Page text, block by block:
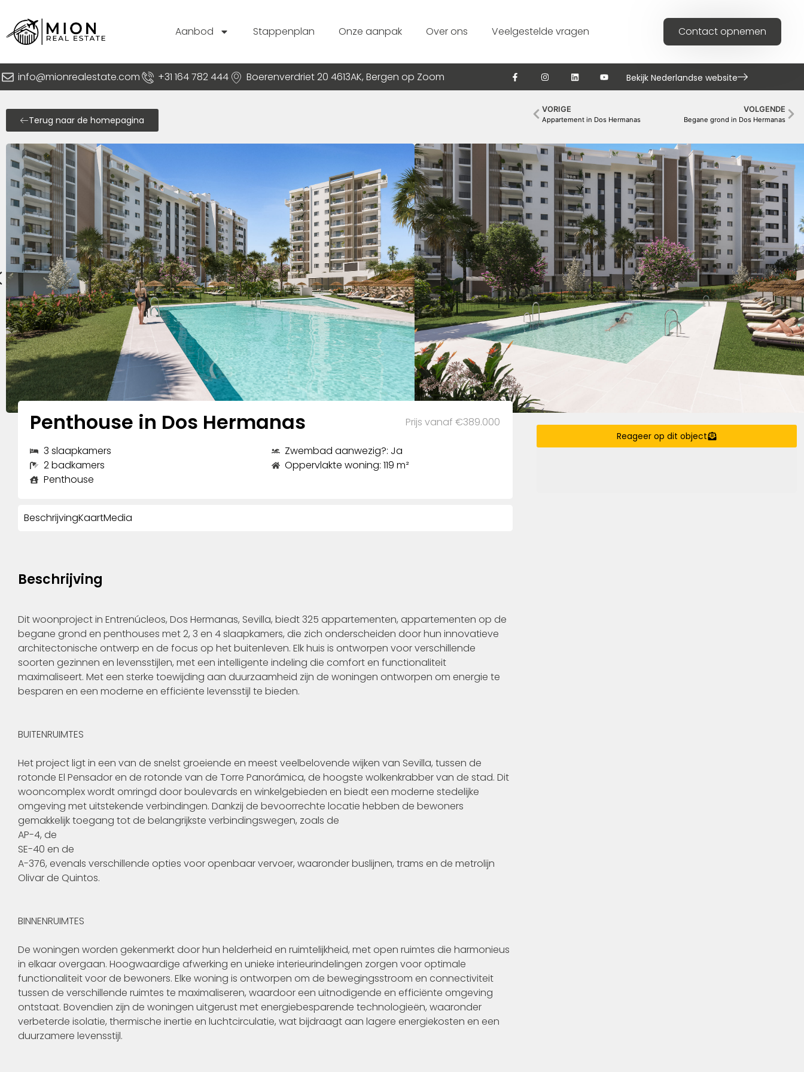
Aanbod Stappenplan Onze aanpak Over ons Veelgestelde vragen Contact opnemen
info@mionrealestate.com +31 164 782 444 Boerenverdriet 20 4613AK, Bergen op Zoom Bekijk Nederlandse website
Terug naar de homepagina
VORIGE
Appartement in Dos Hermanas
VOLGENDE
Begane grond in Dos Hermanas
Penthouse in Dos Hermanas Prijs vanaf €389.000
3 slaapkamers
2 badkamers
Penthouse
Zwembad aanwezig?: Ja
Oppervlakte woning: 119 m²
Reageer op dit object
BeschrijvingKaartMedia
Beschrijving
Dit woonproject in Entrenúcleos, Dos Hermanas, Sevilla, biedt 325 appartementen, appartementen op de
begane grond en penthouses met 2, 3 en 4 slaapkamers, die zich onderscheiden door hun innovatieve
architectonische ontwerp en de focus op het buitenleven. Elk huis is ontworpen voor verschillende
soorten gezinnen en levensstijlen, met een intelligente indeling die comfort en functionaliteit
maximaliseert. Met een sterke toewijding aan duurzaamheid zijn de woningen ontworpen om energie te
besparen en een moderne en efficiënte levensstijl te bieden.
BUITENRUIMTES
Het project ligt in een van de snelst groeiende en meest veelbelovende wijken van Sevilla, tussen de
rotonde El Pensador en de rotonde van de Torre Panorámica, de hoogste wolkenkrabber van de stad. Dit
wooncomplex wordt omringd door boulevards en winkelgebieden en biedt een moderne stedelijke
omgeving met uitstekende verbindingen. Dankzij de bevoorrechte locatie hebben de bewoners
gemakkelijk toegang tot de belangrijkste verbindingswegen, zoals de
AP-4, de
SE-40 en de
A-376, evenals verschillende opties voor openbaar vervoer, waaronder buslijnen, trams en de metrolijn
Olivar de Quintos.
BINNENRUIMTES
De woningen worden gekenmerkt door hun helderheid en ruimtelijkheid, met open ruimtes die harmonieus
in elkaar overgaan. Hoogwaardige afwerking en unieke interieurindelingen zorgen voor optimale
functionaliteit voor de bewoners. Elke woning is ontworpen om de bewegingsstroom en connectiviteit
tussen de verschillende ruimtes te maximaliseren, waardoor een uitnodigende en efficiënte omgeving
ontstaat. Bovendien zijn de woningen uitgerust met energiebesparende technologieën, waaronder
verbeterde isolatie, thermische inertie en luchtcirculatie, wat bijdraagt aan lagere energiekosten en een
duurzamere levensstijl.